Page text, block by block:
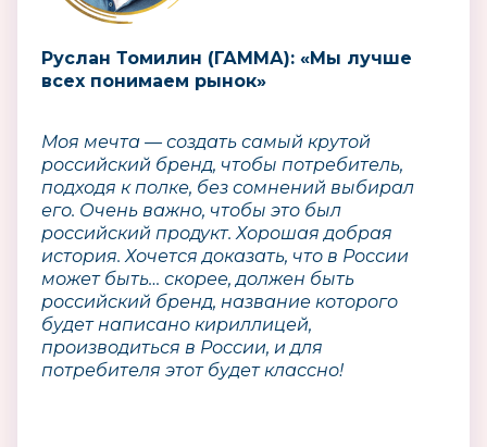
Руслан Томилин (ГАММА): «Мы лучше
всех понимаем рынок»
Моя мечта — создать самый крутой
российский бренд, чтобы потребитель,
подходя к полке, без сомнений выбирал
его. Очень важно, чтобы это был
российский продукт. Хорошая добрая
история. Хочется доказать, что в России
может быть… скорее, должен быть
российский бренд, название которого
будет написано кириллицей,
производиться в России, и для
потребителя этот будет классно!